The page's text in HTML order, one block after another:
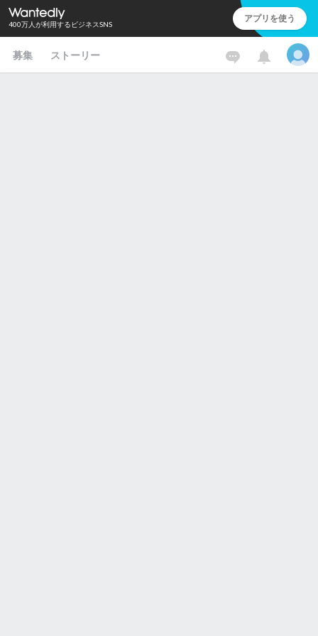
400万人が利用するビジネスSNS アプリを使う
募集 ストーリー